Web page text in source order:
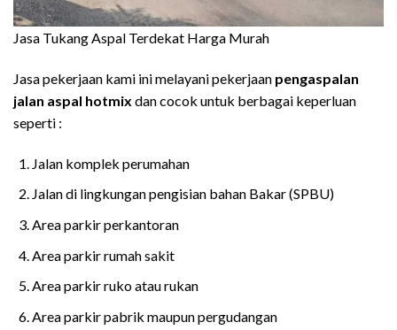
Jasa Tukang Aspal Terdekat Harga Murah
Jasa pekerjaan kami ini melayani pekerjaan pengaspalan
jalan aspal hotmix dan cocok untuk berbagai keperluan
seperti :
Jalan komplek perumahan
Jalan di lingkungan pengisian bahan Bakar (SPBU)
Area parkir perkantoran
Area parkir rumah sakit
Area parkir ruko atau rukan
Area parkir pabrik maupun pergudangan